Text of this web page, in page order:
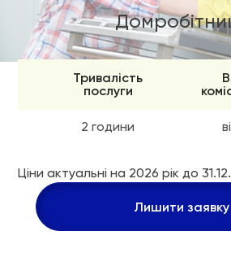
Тривалість
послуги
2 години
Ціни актуальні на 2026 рік до
Лишити заявку